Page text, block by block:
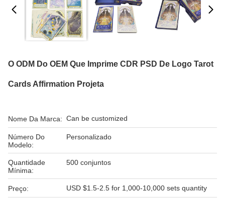
O ODM Do OEM Que Imprime CDR PSD De Logo Tarot
Cards Affirmation Projeta
Nome Da Marca: Can be customized
Número Do
Modelo:
Personalizado
Quantidade
Mínima:
500 conjuntos
Preço: USD $1.5-2.5 for 1,000-10,000 sets quantity